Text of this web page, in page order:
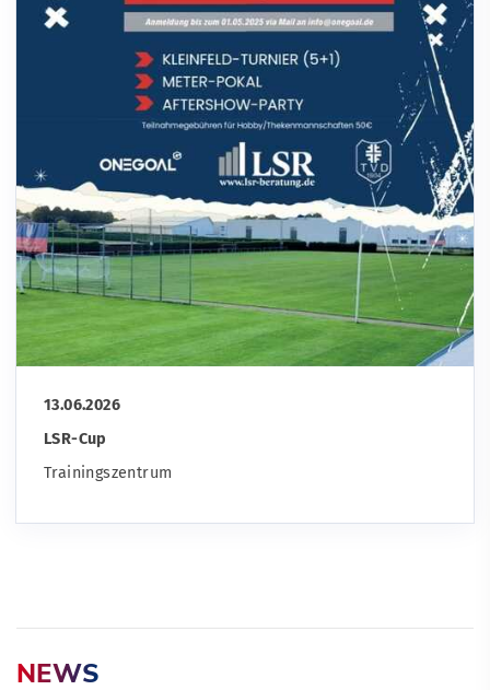
13.06.2026
LSR-Cup
Trainingszentrum
NEWS